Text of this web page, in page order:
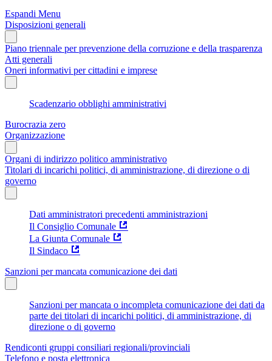
Espandi Menu
Disposizioni generali
Piano triennale per prevenzione della corruzione e della trasparenza
Atti generali
Oneri informativi per cittadini e imprese
Scadenzario obblighi amministrativi
Burocrazia zero
Organizzazione
Organi di indirizzo politico amministrativo
Titolari di incarichi politici, di amministrazione, di direzione o di
governo
Dati amministratori precedenti amministrazioni
Il Consiglio Comunale
La Giunta Comunale
Il Sindaco
Sanzioni per mancata comunicazione dei dati
Sanzioni per mancata o incompleta comunicazione dei dati da
parte dei titolari di incarichi politici, di amministrazione, di
direzione o di governo
Rendiconti gruppi consiliari regionali/provinciali
Telefono e posta elettronica